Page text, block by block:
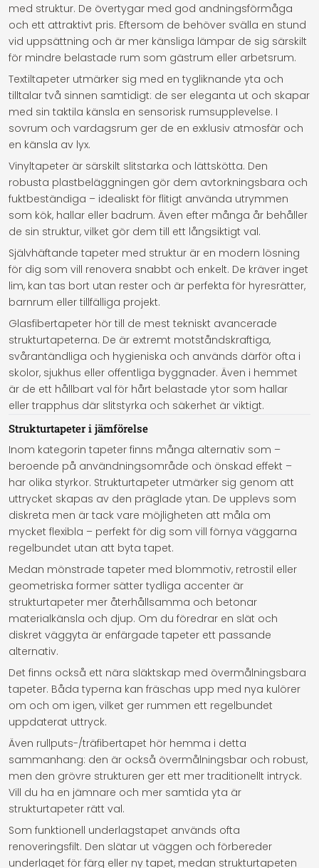
med struktur. De övertygar med god andningsförmåga
och ett attraktivt pris. Eftersom de behöver svälla en stund
vid uppsättning och är mer känsliga lämpar de sig särskilt
för mindre belastade rum som gästrum eller arbetsrum.
Textiltapeter utmärker sig med en tygliknande yta och
tilltalar två sinnen samtidigt: de ser eleganta ut och skapar
med sin taktila känsla en sensorisk rumsupplevelse. I
sovrum och vardagsrum ger de en exklusiv atmosfär och
en känsla av lyx.
Vinyltapeter är särskilt slitstarka och lättskötta. Den
robusta plastbeläggningen gör dem avtorkningsbara och
fuktbeständiga – idealiskt för flitigt använda utrymmen
som kök, hallar eller badrum. Även efter många år behåller
de sin struktur, vilket gör dem till ett långsiktigt val.
Självhäftande tapeter med struktur är en modern lösning
för dig som vill renovera snabbt och enkelt. De kräver inget
lim, kan tas bort utan rester och är perfekta för hyresrätter,
barnrum eller tillfälliga projekt.
Glasfibertapeter hör till de mest tekniskt avancerade
strukturtapeterna. De är extremt motståndskraftiga,
svårantändliga och hygieniska och används därför ofta i
skolor, sjukhus eller offentliga byggnader. Även i hemmet
är de ett hållbart val för hårt belastade ytor som hallar
eller trapphus där slitstyrka och säkerhet är viktigt.
Strukturtapeter i jämförelse
Inom kategorin tapeter finns många alternativ som –
beroende på användningsområde och önskad effekt –
har olika styrkor. Strukturtapeter utmärker sig genom att
uttrycket skapas av den präglade ytan. De upplevs som
diskreta men är tack vare möjligheten att måla om
mycket flexibla – perfekt för dig som vill förnya väggarna
regelbundet utan att byta tapet.
Medan mönstrade tapeter med blommotiv, retrostil eller
geometriska former sätter tydliga accenter är
strukturtapeter mer återhållsamma och betonar
materialkänsla och djup. Om du föredrar en slät och
diskret väggyta är enfärgade tapeter ett passande
alternativ.
Det finns också ett nära släktskap med övermålningsbara
tapeter. Båda typerna kan fräschas upp med nya kulörer
om och om igen, vilket ger rummen ett regelbundet
uppdaterat uttryck.
Även rullputs-/träfibertapet hör hemma i detta
sammanhang: den är också övermålningsbar och robust,
men den grövre strukturen ger ett mer traditionellt intryck.
Vill du ha en jämnare och mer samtida yta är
strukturtapeter rätt val.
Som funktionell underlagstapet används ofta
renoveringsfilt. Den slätar ut väggen och förbereder
underlaget för färg eller ny tapet, medan strukturtapeten